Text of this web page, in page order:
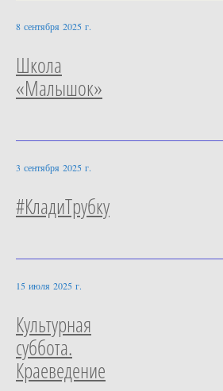
8 сентября 2025 г.
Школа
«Малышок»
3 сентября 2025 г.
#КладиТрубку
15 июля 2025 г.
Культурная
суббота.
Краеведение